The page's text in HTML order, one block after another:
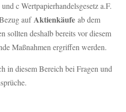
c Wertpapierhandelsgesetz a.F.
aufAktienkäufe ab dem
sollten deshalb bereits vor diesem
Maßnahmen ergriffen werden.
in diesem Bereich bei Fragen und